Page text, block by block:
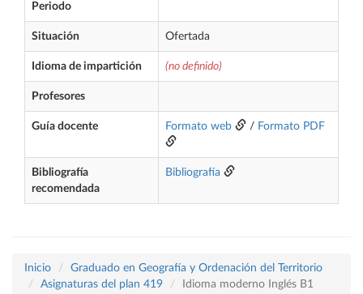
Periodo
Situación Ofertada
Idioma de impartición (no definido)
Profesores
Guía docente Formato web / Formato PDF
Bibliografía
recomendada
Bibliografía
Inicio
Graduado en Geografía y Ordenación del Territorio
Asignaturas del plan 419
Idioma moderno Inglés B1